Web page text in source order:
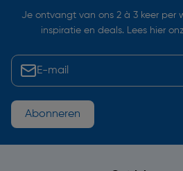
Je ontvangt van ons 2 à 3 keer per
inspiratie en deals. Lees hier
Abonneren